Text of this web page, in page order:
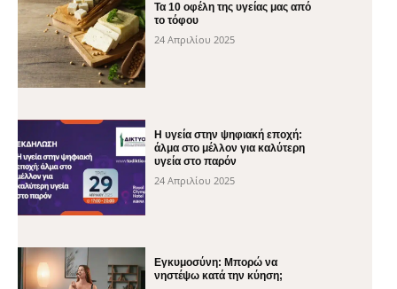
Τα 10 οφέλη της υγείας μας από
το τόφου
24 Απριλίου 2025
H υγεία στην ψηφιακή εποχή:
άλμα στο μέλλον για καλύτερη
υγεία στο παρόν
24 Απριλίου 2025
Εγκυμοσύνη: Μπορώ να
νηστέψω κατά την κύηση;